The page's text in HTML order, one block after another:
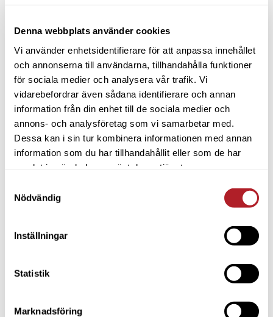
Denna webbplats använder cookies
Vi använder enhetsidentifierare för att anpassa innehållet
och annonserna till användarna, tillhandahålla funktioner
för sociala medier och analysera vår trafik. Vi
vidarebefordrar även sådana identifierare och annan
information från din enhet till de sociala medier och
annons- och analysföretag som vi samarbetar med.
Dessa kan i sin tur kombinera informationen med annan
information som du har tillhandahållit eller som de har
samlat in när du har använt deras tjänster.
Nödvändig
Inställningar
Statistik
Marknadsföring